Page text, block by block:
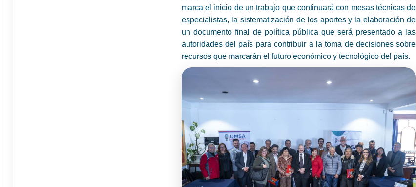
marca el inicio de un trabajo que continuará con mesas técnicas de
especialistas, la sistematización de los aportes y la elaboración de
un documento final de política pública que será presentado a las
autoridades del país para contribuir a la toma de decisiones sobre
recursos que marcarán el futuro económico y tecnológico del país.